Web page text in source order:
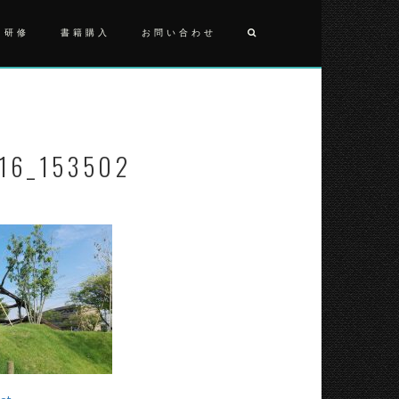
修 書籍購入 お問い合わせ
投
稿
ナ
ビ
ゲ
ー
シ
ョ
ン